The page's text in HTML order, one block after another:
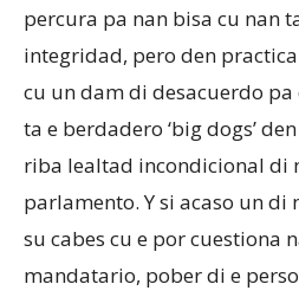
percura pa nan bisa cu nan
integridad, pero den
cu un dam di desacuerdo
ta e berdadero ‘big dogs’
riba lealtad incondicional di
parlamento. Y si acaso un di
su cabes cu e por cuestiona
mandatario, pober di e